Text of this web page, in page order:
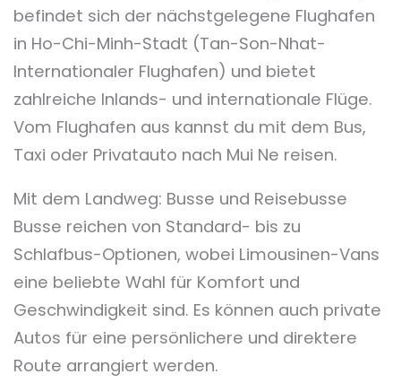
befindet sich der nächstgelegene Flughafen
in Ho-Chi-Minh-Stadt (Tan-Son-Nhat-
Internationaler Flughafen) und bietet
zahlreiche Inlands- und internationale Flüge.
Vom Flughafen aus kannst du mit dem Bus,
Taxi oder Privatauto nach Mui Ne reisen.
Mit dem Landweg: Busse und Reisebusse
Busse reichen von Standard- bis zu
Schlafbus-Optionen, wobei Limousinen-Vans
eine beliebte Wahl für Komfort und
Geschwindigkeit sind. Es können auch private
Autos für eine persönlichere und direktere
Route arrangiert werden.